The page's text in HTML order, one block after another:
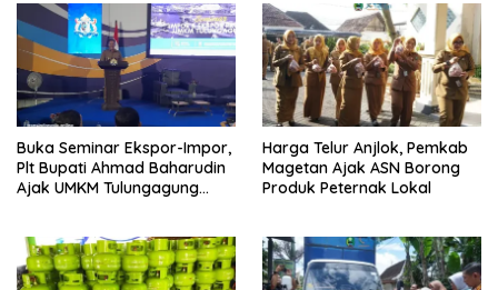
Buka Seminar Ekspor-Impor,
Plt Bupati Ahmad Baharudin
Ajak UMKM Tulungagung
Harga Telur Anjlok, Pemkab
Magetan Ajak ASN Borong
Produk Peternak Lokal